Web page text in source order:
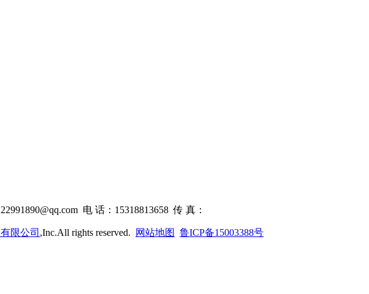
电 话：15318813658 传 真：
限公司 ,Inc.All rights reserved. 网站地图 鲁ICP备15003388号